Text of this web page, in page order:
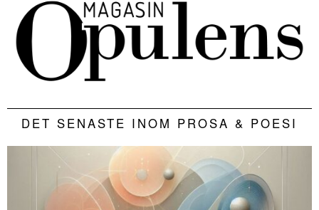
DET SENASTE INOM PROSA & POESI